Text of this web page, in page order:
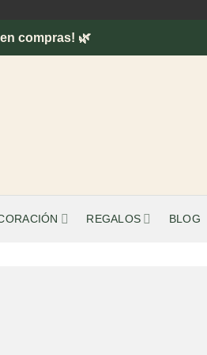
en compras! 🌿
REGALOS BLOG